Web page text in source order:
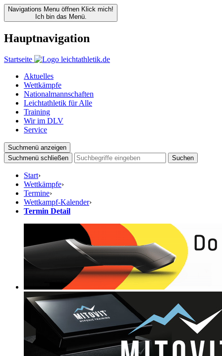
Navigations Menu öffnen Klick mich!
Ich bin das Menü.
Hauptnavigation
Startseite
Aktuelles
Wettkämpfe
Nationalmannschaften
Leichtathletik für Alle
Training
Wir im DLV
Service
Suchmenü anzeigen
Suchmenü schließen
Suchen
Start›
Wettkämpfe›
Termine›
Wettkampf-Kalender›
Termin Detail